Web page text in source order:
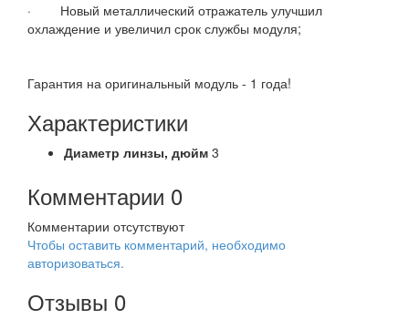
· Новый металлический отражатель улучшил
охлаждение и увеличил срок службы модуля;
Гарантия на оригинальный модуль - 1 года!
Характеристики
Диаметр линзы, дюйм 3
Комментарии 0
Комментарии отсутствуют
Чтобы оставить комментарий, необходимо
авторизоваться.
Отзывы 0